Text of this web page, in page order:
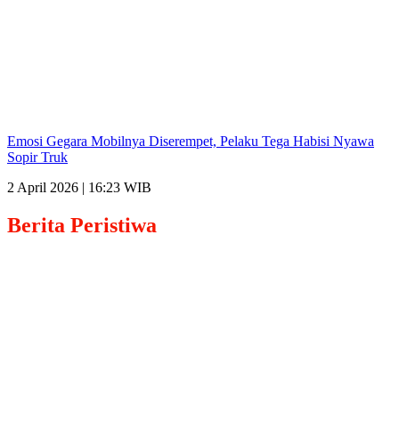
Emosi Gegara Mobilnya Diserempet, Pelaku Tega Habisi Nyawa
Sopir Truk
2 April 2026 | 16:23 WIB
Berita Peristiwa